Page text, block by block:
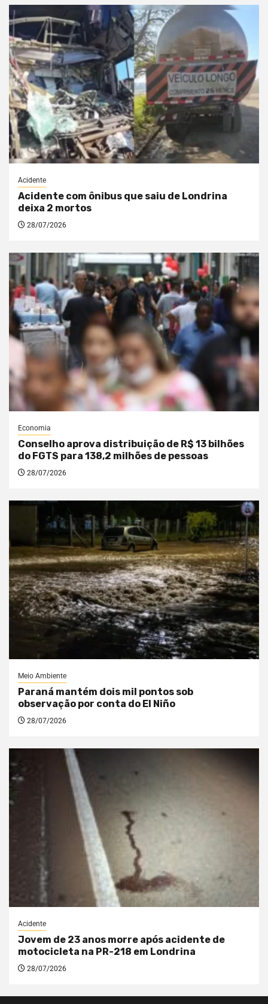
Acidente
Acidente com ônibus que saiu de Londrina
deixa 2 mortos
28/07/2026
Economia
Conselho aprova distribuição de R$ 13 bilhões
do FGTS para 138,2 milhões de pessoas
28/07/2026
Meio Ambiente
Paraná mantém dois mil pontos sob
observação por conta do El Niño
28/07/2026
Acidente
Jovem de 23 anos morre após acidente de
motocicleta na PR-218 em Londrina
28/07/2026